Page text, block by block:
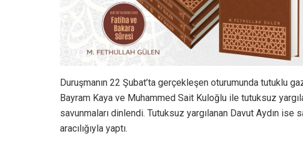
Duruşmanın 22 Şubat’ta gerçekleşen oturumunda tutuklu
Bayram Kaya ve Muhammed Sait Kuloğlu ile tutuksuz
savunmaları dinlendi. Tutuksuz yargılanan Davut Aydın ise
aracılığıyla yaptı.